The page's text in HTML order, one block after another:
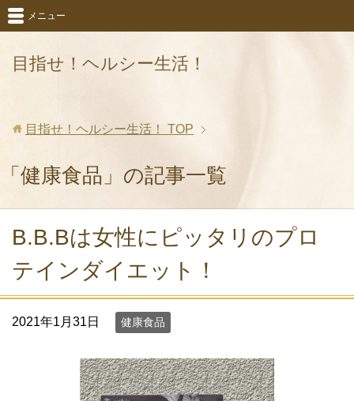
目指せ！ヘルシー生活！
メニュー
目指せ！ヘルシー生活！ TOP
「健康食品」の記事一覧
B.B.Bは女性にピッタリのプロ
テインダイエット！
2021年1月31日 健康食品